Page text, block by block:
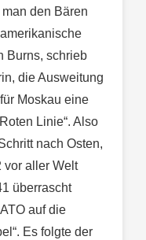
den Bären
Burns, schrieb
die Ausweitung
Moskau eine
Linie“. Also
nach Osten,
vor aller Welt
überrascht
auf die
Es folgte der